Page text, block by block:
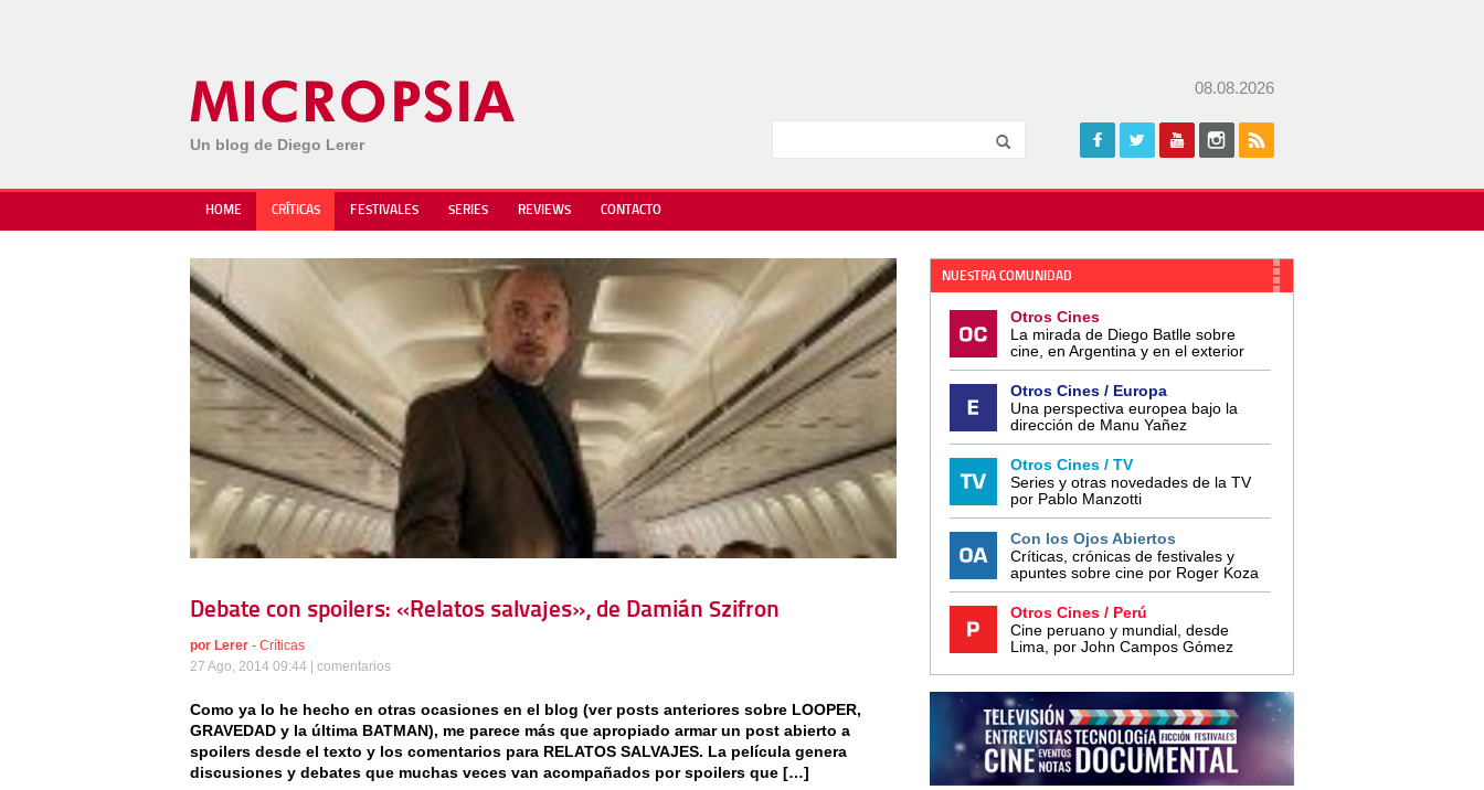
Un blog de Diego Lerer
08.08.2026
HOME CRÍTICAS FESTIVALES SERIES REVIEWS CONTACTO
Debate con spoilers: «Relatos salvajes», de Damián Szifron
por Lerer - Críticas
27 Ago, 2014 09:44 | comentarios
Como ya lo he hecho en otras ocasiones en el blog (ver posts anteriores sobre LOOPER,
GRAVEDAD y la última BATMAN), me parece más que apropiado armar un post abierto a
spoilers desde el texto y los comentarios para RELATOS SALVAJES. La película genera
discusiones y debates que muchas veces van acompañados por spoilers que […]
NUESTRA COMUNIDAD
Otros Cines
La mirada de Diego Batlle sobre
cine, en Argentina y en el exterior
Otros Cines / Europa
Una perspectiva europea bajo la
dirección de Manu Yañez
Otros Cines / TV
Series y otras novedades de la TV
por Pablo Manzotti
Con los Ojos Abiertos
Críticas, crónicas de festivales y
apuntes sobre cine por Roger Koza
Otros Cines / Perú
Cine peruano y mundial, desde
Lima, por John Campos Gómez